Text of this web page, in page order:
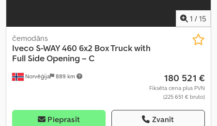
1 / 15
Norvēģija 889 km
čemodāns
Iveco S-WAY 460 6x2 Box Truck with
Full Side Opening – C
180 521 €
Fiksēta cena plus PVN
(225 651 € bruto)
Pieprasīt Zvanīt